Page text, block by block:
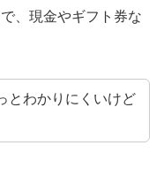
、現金やギフト券な
とわかりにくいけど